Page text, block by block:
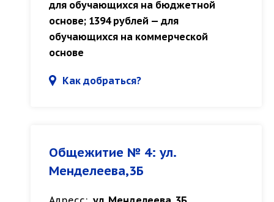
для обучающихся на бюджетной
основе; 1394 рублей — для
обучающихся на коммерческой
основе
Как добраться?
Общежитие № 4: ул.
Менделеева,3Б